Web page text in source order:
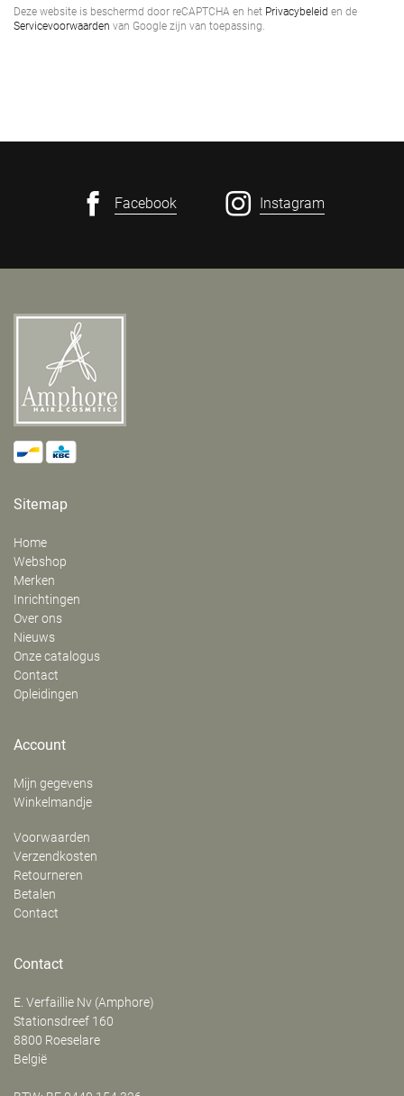
Deze website is beschermd door reCAPTCHA en het Privacybeleid en de
Servicevoorwaarden van Google zijn van toepassing.
Facebook Instagram
Sitemap
Home
Webshop
Merken
Inrichtingen
Over ons
Nieuws
Onze catalogus
Contact
Opleidingen
Account
Mijn gegevens
Winkelmandje
Voorwaarden
Verzendkosten
Retourneren
Betalen
Contact
Contact
E. Verfaillie Nv (Amphore)
‍Stationsdreef 160
8800 Roeselare
België